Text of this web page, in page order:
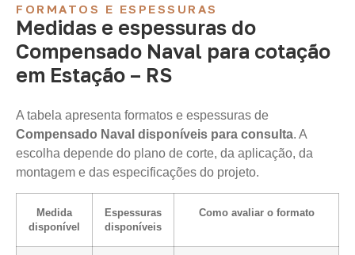
FORMATOS E ESPESSURAS
Medidas e espessuras do
Compensado Naval para cotação
em Estação – RS
A tabela apresenta formatos e espessuras de
Compensado Naval disponíveis para consulta. A
escolha depende do plano de corte, da aplicação, da
montagem e das especificações do projeto.
Medida
disponível
Espessuras
disponíveis
Como avaliar o formato